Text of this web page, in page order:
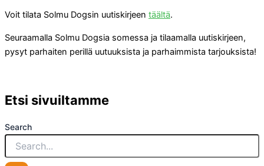
Voit tilata Solmu Dogsin uutiskirjeen täältä.
Seuraamalla Solmu Dogsia somessa ja tilaamalla uutiskirjeen,
pysyt parhaiten perillä uutuuksista ja parhaimmista tarjouksista!
Etsi sivuiltamme
Search